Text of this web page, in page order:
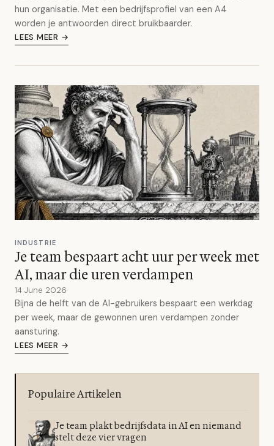
hun organisatie. Met een bedrijfsprofiel van een A4
worden je antwoorden direct bruikbaarder.
LEES MEER →
INDUSTRIE
Je team bespaart acht uur per week met
AI, maar die uren verdampen
14 June 2026
Bijna de helft van de AI-gebruikers bespaart een werkdag
per week, maar de gewonnen uren verdampen zonder
aansturing.
LEES MEER →
Populaire Artikelen
Je team plakt bedrijfsdata in AI en niemand
stelt deze vier vragen